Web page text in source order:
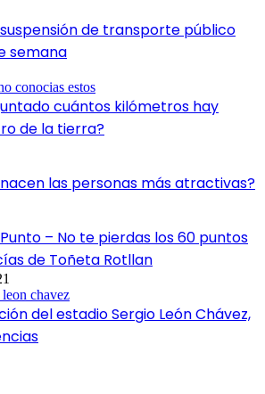
de transporte público
semana
cuántos kilómetros hay
de la tierra?
las personas más atractivas?
– No te pierdas los 60 puntos
de Toñeta Rotllan
del estadio Sergio León Chávez,